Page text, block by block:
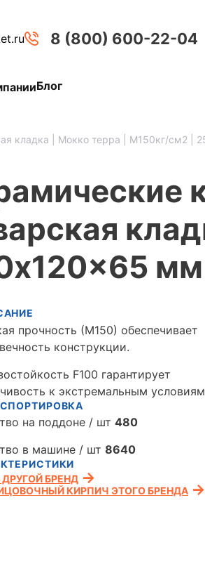
8 (800) 600-22-04
Блог
кладка | Mокко терра | M150кг/см2 |
мм
прочность (М150) обеспечивает
конструкции.
F100 гарантирует
к экстремальным
на поддоне / шт 480
в машине / шт 8640
ДРУГОЙ БРЕНД
КИРПИЧ ЭТОГО БРЕНДА